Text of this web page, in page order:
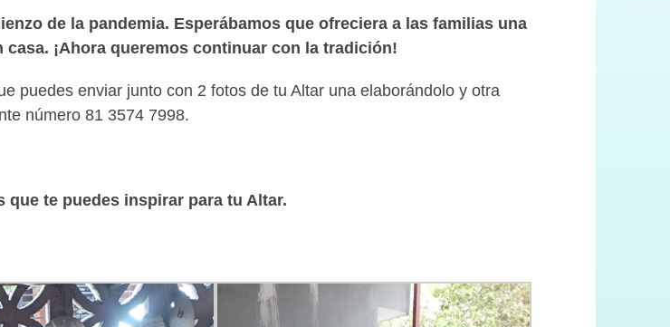
de la pandemia. Esperábamos que ofreciera a las familias una
¡Ahora queremos continuar con la tradición!
puedes enviar junto con 2 fotos de tu Altar una elaborándolo y otra
número 81 3574 7998.
te puedes inspirar para tu Altar.